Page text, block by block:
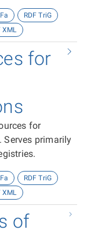
RDF TriG
XML
for
for
primarily
RDF TriG
XML
of